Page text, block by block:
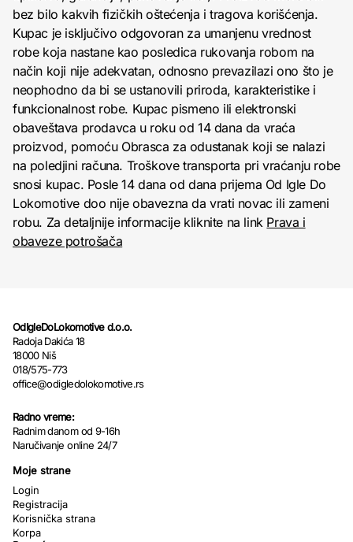
bez bilo kakvih fizičkih oštećenja i tragova korišćenja.
Kupac je isključivo odgovoran za umanjenu vrednost
robe koja nastane kao posledica rukovanja robom na
način koji nije adekvatan, odnosno prevazilazi ono što je
neophodno da bi se ustanovili priroda, karakteristike i
funkcionalnost robe. Kupac pismeno ili elektronski
obaveštava prodavca u roku od 14 dana da vraća
proizvod, pomoću Obrasca za odustanak koji se nalazi
na poledjini računa. Troškove transporta pri vraćanju robe
snosi kupac. Posle 14 dana od dana prijema Od Igle Do
Lokomotive doo nije obavezna da vrati novac ili zameni
robu. Za detaljnije informacije kliknite na link Prava i
obaveze potrošača
OdIgleDoLokomotive d.o.o.
Radoja Dakića 18
18000 Niš
018/575-773
office@odigledolokomotive.rs
Radno vreme:
Radnim danom od 9-16h
Naručivanje online 24/7
Moje strane
Login
Registracija
Korisnička strana
Korpa